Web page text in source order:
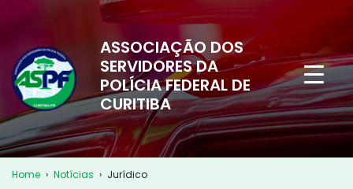
ASSOCIAÇÃO DOS
SERVIDORES DA
POLÍCIA FEDERAL DE
CURITIBA
Home › Notícias › Jurídico